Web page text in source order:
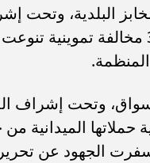
البلدية، وتحت
عن تحرير 318 مخالفة
وتحت إشراف
عن تحرير 127 مخالفة تموينية متنوعة.